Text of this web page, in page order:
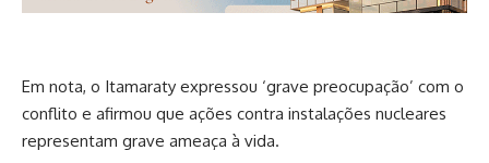
Em nota, o Itamaraty expressou ‘grave preocupação’ com o
conflito e afirmou que ações contra instalações nucleares
representam grave ameaça à vida.